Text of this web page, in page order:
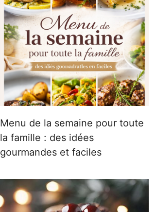
Menu de la semaine pour toute
la famille : des idées
gourmandes et faciles